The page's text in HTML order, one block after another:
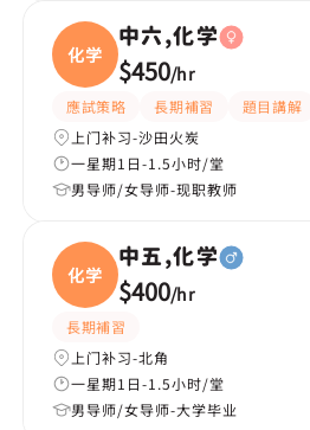
化学
中六,化学
$450/hr
應試策略 長期補習 題目講解
上门补习-沙田火炭
一星期1日-1.5小时/堂
男导师/女导师-现职教师
化学
中五,化学
$400/hr
長期補習
上门补习-北角
一星期1日-1.5小时/堂
男导师/女导师-大学毕业